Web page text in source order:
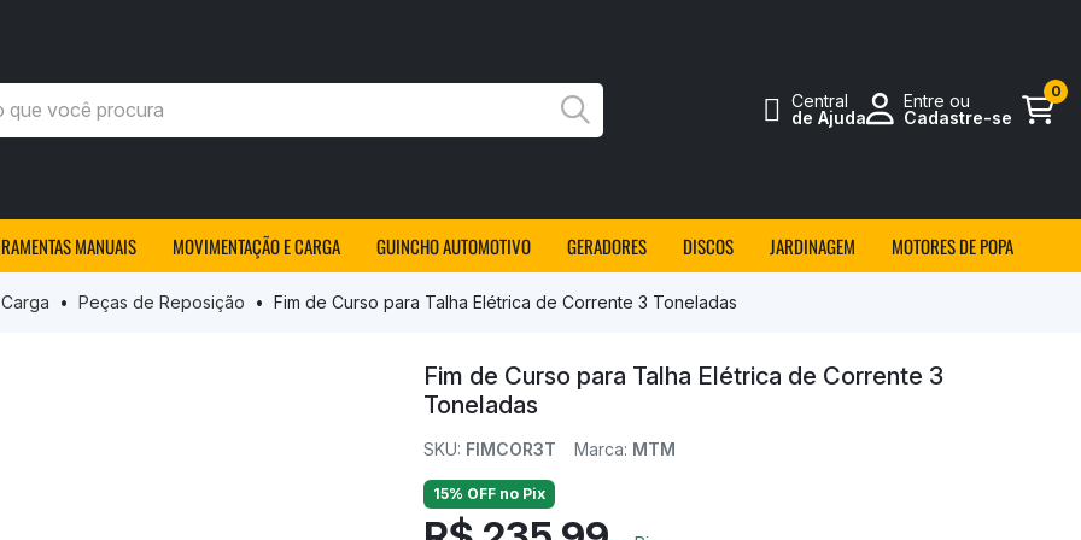
procura
Busca
Central
de Ajuda
Entre ou
Cadastre-se
0
MANUAIS MOVIMENTAÇÃO E CARGA GUINCHO AUTOMOTIVO GERADORES DISCOS JARDINAGEM MOTORES DE POPA
Peças de Reposição Fim de Curso para Talha Elétrica de Corrente 3 Toneladas
Fim de Curso para Talha Elétrica de Corrente 3
Toneladas
SKU: FIMCOR3T Marca: MTM
15% OFF no Pix